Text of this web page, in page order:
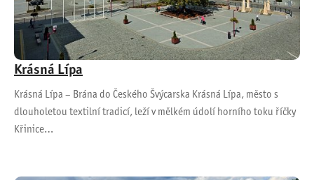
Krásná Lípa
Krásná Lípa – Brána do Českého Švýcarska Krásná Lípa, město s
dlouholetou textilní tradicí, leží v mělkém údolí horního toku říčky
Křinice…